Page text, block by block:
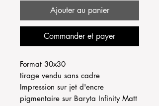
Ajouter au panier
Commander et payer
Format 30x30
tirage vendu sans cadre
Impression sur jet d'encre
pigmentaire sur Baryta Infinity Matt